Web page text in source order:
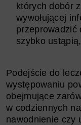
których dobór
wywołującej
przeprowadzić
szybko
Podejście do
występowaniu
obejmujące
w codziennych
nawodnienie czy